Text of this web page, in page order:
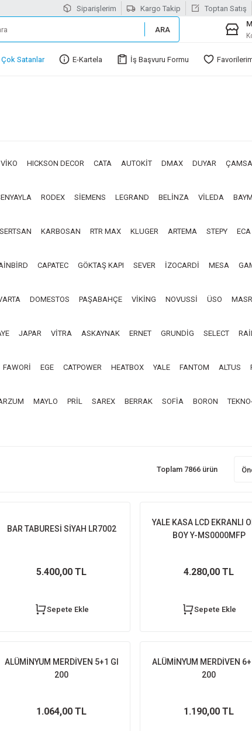
Siparişlerim Kargo Takip Toptan Satış
ARA
Çok Satanlar E-Kartela İş Başvuru Formu
VİKO HICKSON DECOR CATA AUTOKİT DMAX DUYAR
RODEX SİEMENS LEGRAND BELİNZA VİLEDA
SERTSAN KARBOSAN RTR MAX KLUGER ARTEMA STEPY ECA
CAPATEC GÖKTAŞ KAPI SEVER İZOCARDİ MESA
DOMESTOS PAŞABAHÇE VİKİNG NOVUSSİ ÜSO
JAPAR VİTRA ASKAYNAK ERNET GRUNDİG SELECT
FAWORİ EGE CATPOWER HEATBOX YALE FANTOM ALTUS
MAYLO PRİL SAREX BERRAK SOFİA BORON
Toplam 7866 ürün
BAR TABURESİ SİYAH LR7002
5.400,00 TL
Sepete Ekle
YALE KASA LCD EKRANLI
BOY Y-MS0000MFP
4.280,00 TL
Sepete Ekle
ALÜMİNYUM MERDİVEN 5+1 GI
200
1.064,00 TL
ALÜMİNYUM MERDİVEN
200
1.190,00 TL